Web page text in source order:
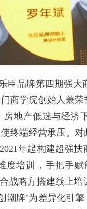
品牌第四期强大
商学院创始人兼
地产低迷与经济
终端经营承压。
年起构建超强
度培训，手把手
战略方搭建线上
潮牌"为差异化引